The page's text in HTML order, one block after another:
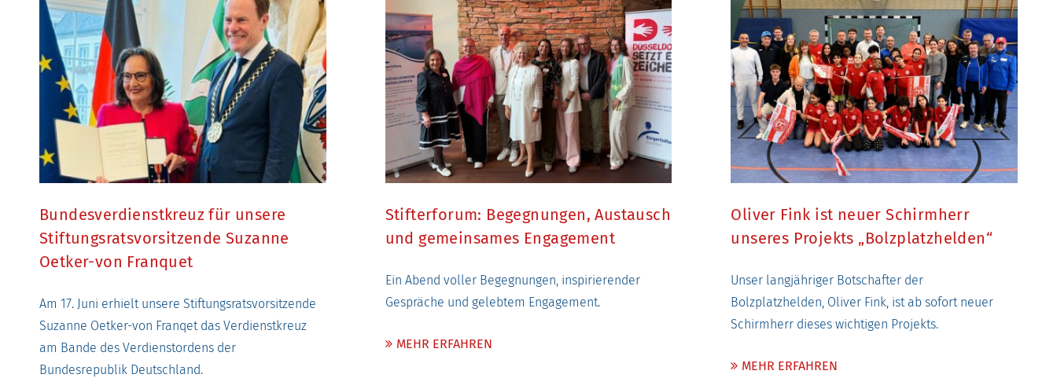
Bundesverdienstkreuz für unsere
Stiftungsratsvorsitzende Suzanne
Oetker-von Franquet
Am 17. Juni erhielt unsere Stiftungsratsvorsitzende
Suzanne Oetker-von Franqet das Verdienstkreuz
am Bande des Verdienstordens der
Bundesrepublik Deutschland.
Stifterforum: Begegnungen, Austausch
und gemeinsames Engagement
Ein Abend voller Begegnungen, inspirierender
Gespräche und gelebtem Engagement.
MEHR ERFAHREN
Oliver Fink ist neuer Schirmherr
unseres Projekts „Bolzplatzhelden“
Unser langjähriger Botschafter der
Bolzplatzhelden, Oliver Fink, ist ab sofort neuer
Schirmherr dieses wichtigen Projekts.
MEHR ERFAHREN